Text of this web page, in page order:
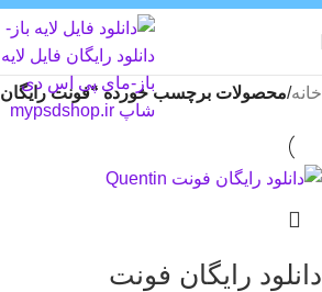
خانه/محصولات برچسب خورده “فونت رایگان Quentin”
دانلود رایگان فونت